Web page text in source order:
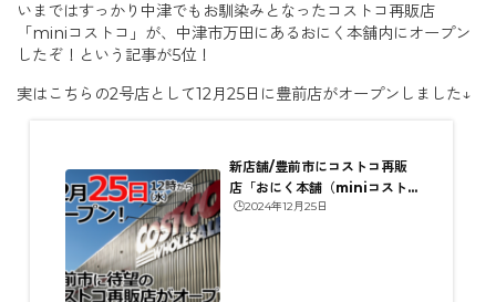
いまではすっかり中津でもお馴染みとなったコストコ再販店
「miniコストコ」が、中津市万田にあるおにく本舗内にオープン
したぞ！という記事が5位！
実はこちらの2号店として12月25日に豊前店がオープンしました↓
新店舗/豊前市にコストコ再販
店「おにく本舗（miniコスト
コ）豊前店」12月25日つい...
🕒️2024年12月25日